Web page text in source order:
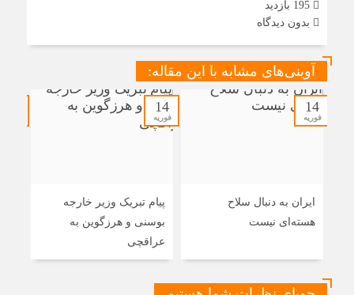
بدون دیدگاه
آوینی‌های مشابه با این مقاله:
14
فوریه
ایران به دنبال سلاح
هسته‌ای نیست
14
فوریه
پیام تبریک وزیر خارجه
بوسنی و هرزگوین به
عراقچی